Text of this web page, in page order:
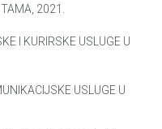
2021.
I KURIRSKE USLUGE U
USLUGE U